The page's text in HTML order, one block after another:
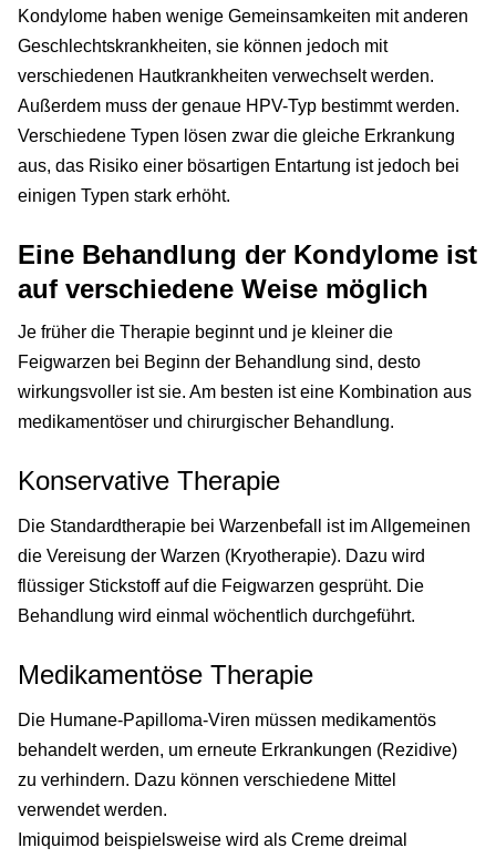
Kondylome haben wenige Gemeinsamkeiten mit anderen
Geschlechtskrankheiten, sie können jedoch mit
verschiedenen Hautkrankheiten verwechselt werden.
Außerdem muss der genaue HPV-Typ bestimmt werden.
Verschiedene Typen lösen zwar die gleiche Erkrankung
aus, das Risiko einer bösartigen Entartung ist jedoch bei
einigen Typen stark erhöht.
Eine Behandlung der Kondylome ist
auf verschiedene Weise möglich
Je früher die Therapie beginnt und je kleiner die
Feigwarzen bei Beginn der Behandlung sind, desto
wirkungsvoller ist sie. Am besten ist eine Kombination aus
medikamentöser und chirurgischer Behandlung.
Konservative Therapie
Die Standardtherapie bei Warzenbefall ist im Allgemeinen
die Vereisung der Warzen (Kryotherapie). Dazu wird
flüssiger Stickstoff auf die Feigwarzen gesprüht. Die
Behandlung wird einmal wöchentlich durchgeführt.
Medikamentöse Therapie
Die Humane-Papilloma-Viren müssen medikamentös
behandelt werden, um erneute Erkrankungen (Rezidive)
zu verhindern. Dazu können verschiedene Mittel
verwendet werden.
Imiquimod beispielsweise wird als Creme dreimal